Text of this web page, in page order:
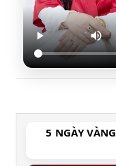
5 NGÀY VÀNG